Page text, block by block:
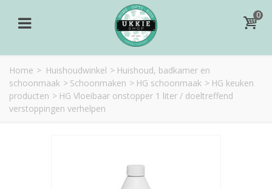
0
Home > Huishoudwinkel > Huishoud, badkamer en
schoonmaak > Schoonmaken > HG schoonmaak > HG keuken
producten > HG Vloeibaar onstopper 1 liter / doeltreffend
verstoppingen verhelpen